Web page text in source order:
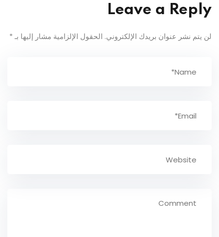
Leave a Reply
لن يتم نشر عنوان بريدك الإلكتروني. الحقول الإلزامية مشار إليها بـ *